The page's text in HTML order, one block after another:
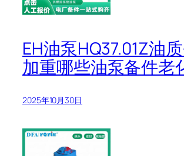
EH油泵HQ37.01Z油
加重哪些油泵备件老
2025年10月30日